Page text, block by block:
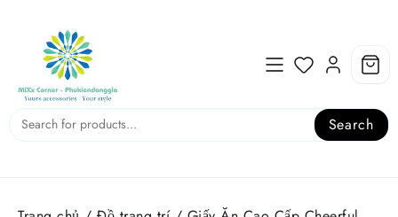
content
Search